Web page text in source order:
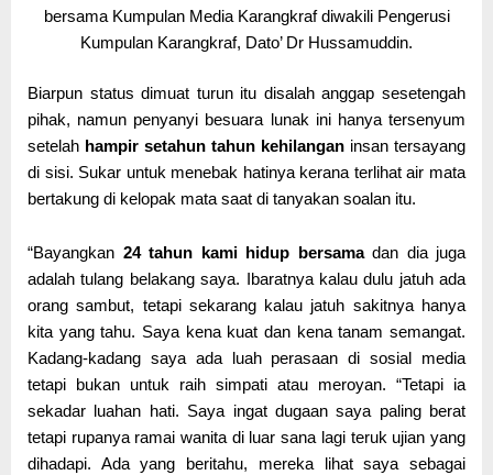
bersama Kumpulan Media Karangkraf diwakili Pengerusi
Kumpulan Karangkraf, Dato’ Dr Hussamuddin.
Biarpun status dimuat turun itu disalah anggap sesetengah
pihak, namun penyanyi besuara lunak ini hanya tersenyum
setelah hampir setahun tahun kehilangan insan tersayang
di sisi. Sukar untuk menebak hatinya kerana terlihat air mata
bertakung di kelopak mata saat di tanyakan soalan itu.
“Bayangkan 24 tahun kami hidup bersamadan dia juga
adalah tulang belakang saya. Ibaratnya kalau dulu jatuh ada
orang sambut, tetapi sekarang kalau jatuh sakitnya hanya
kita yang tahu. Saya kena kuat dan kena tanam semangat.
Kadang-kadang saya ada luah perasaan di sosial media
tetapi bukan untuk raih simpati atau meroyan. “Tetapi ia
sekadar luahan hati. Saya ingat dugaan saya paling berat
tetapi rupanya ramai wanita di luar sana lagi teruk ujian yang
dihadapi. Ada yang beritahu, mereka lihat saya sebagai